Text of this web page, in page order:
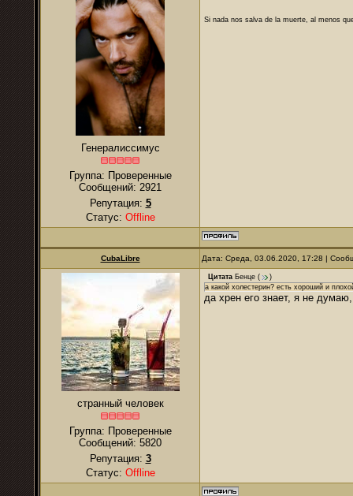
Генералиссимус
Группа: Проверенные
Сообщений: 2921
Репутация: 5
Статус: Offline
Si nada nos salva de la muerte, al menos
CubaLibre Дата: Среда, 03.06.2020, 17:28 |
странный человек
Группа: Проверенные
Сообщений: 5820
Репутация: 3
Статус: Offline
Цитата Бенце (
)
а какой холестерин? есть хороший и
да хрен его знает, я не